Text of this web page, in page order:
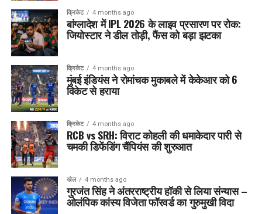
क्रिकेट 4 months ago
बांग्लादेश में IPL 2026 के लाइव प्रसारण पर रोक:
जियोस्टार ने डील तोड़ी, फैंस को बड़ा झटका
क्रिकेट 4 months ago
मुंबई इंडियंस ने रोमांचक मुकाबले में केकेआर को 6
विकेट से हराया
क्रिकेट 4 months ago
RCB vs SRH: विराट कोहली की धमाकेदार पारी से
चमकी डिफेंडिंग चैंपियंस की शुरुआत
खेल 4 months ago
गुरजंत सिंह ने अंतरराष्ट्रीय हॉकी से लिया संन्यास –
ओलंपिक कांस्य विजेता फॉरवर्ड का गुरुमुखी विदा